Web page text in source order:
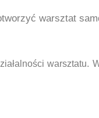
warsztat
warsztatu.